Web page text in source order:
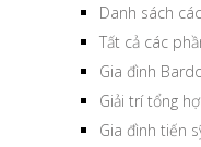
Danh sách
Tất cả các
Gia đình
Giải trí tổng
Gia đình tiến